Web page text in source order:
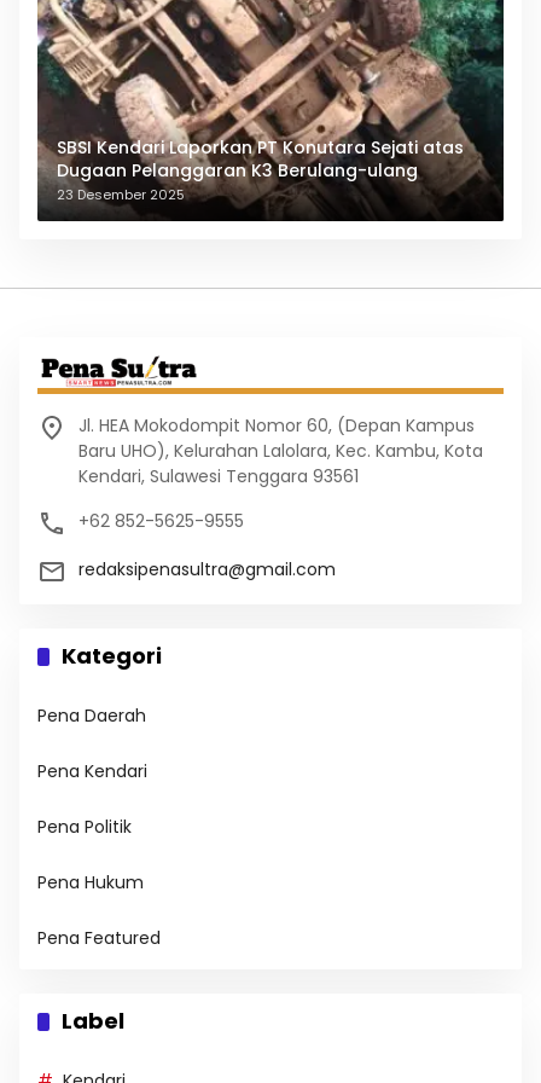
SBSI Kendari Laporkan PT Konutara Sejati atas
Dugaan Pelanggaran K3 Berulang-ulang
23 Desember 2025
Jl. HEA Mokodompit Nomor 60, (Depan Kampus
Baru UHO), Kelurahan Lalolara, Kec. Kambu, Kota
Kendari, Sulawesi Tenggara 93561
+62 852-5625-9555
redaksipenasultra@gmail.com
Kategori
Pena Daerah
Pena Kendari
Pena Politik
Pena Hukum
Pena Featured
Label